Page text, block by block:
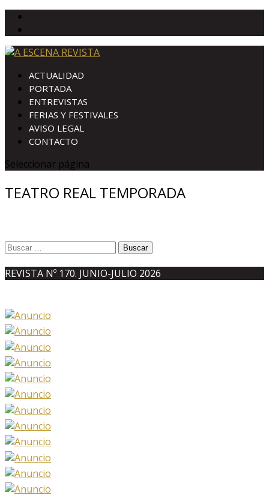
ACTUALIDAD
PORTADA
ENTREVISTAS
FERIAS Y FESTIVALES
AVISO LEGAL
CONTACTO
Seleccionar página
TEATRO REAL TEMPORADA
Buscar:
REVISTA Nº 170. JUNIO-JULIO 2026